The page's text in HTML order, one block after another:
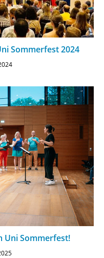
Sommerfest 2024
Uni Sommerfest!